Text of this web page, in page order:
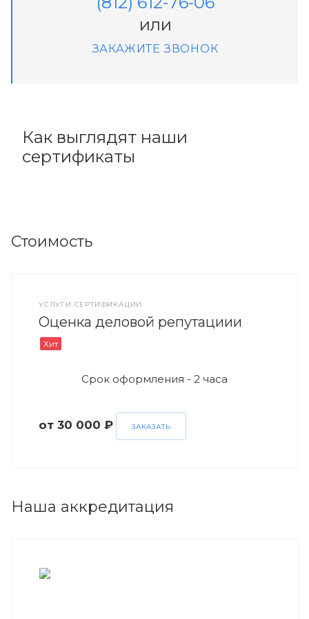
или
ЗАКАЖИТЕ ЗВОНОК
Как выглядят наши
сертификаты
Стоимость
УСЛУГИ СЕРТИФИКАЦИИ
Оценка деловой репутациии
Хит
Срок оформления - 2 часа
от 30 000 ₽ ЗАКАЗАТЬ
Наша аккредитация